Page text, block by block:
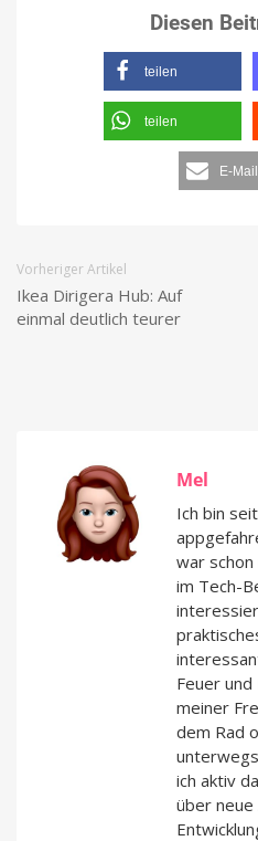
Diesen
teilen
teilen
E-Mail
Vorheriger Artikel
Ikea Dirigera Hub: Auf
einmal deutlich teurer
Mel
Ich bin
war
im Tech-
Feuer und
meiner
dem Rad
ich aktiv
über neue